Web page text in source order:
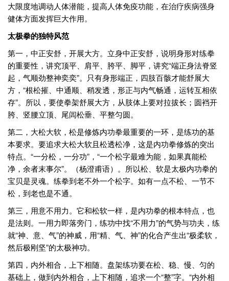
大限度地调动人体潜能，提高人体免疫功能，在治疗疾病强身
健体方面发挥巨大作用。
太极拳的独特风范
第一，中正安舒，开展大方。立身中正安舒，说明身形对练拳
的重要性，讲究顶平、肩平、胯平、脚平，讲究“端正身法脊竖
起，气顺劲整神奕奕”。只有身形端正，四肢百骸才能舒展大
方，“根松摧、中通顺、稍发透，形正与内气畅通，运转互相依
存”。所以，要使拳架舒展大方，从肢体上要对拉拔长；圆裆开
胯、竖腰立顶、尾闾松垂、平整匀圆。
第二，大松大软，松是修炼内功拳最重要的一环，是练功的基
本要求。要追求大松大软且松透松净，这是内功拳修炼的突出
特点。“一分松，一分功”，“一个松字最难为能，如果真能松
净，余者末事尔”。（杨澄甫语）。所以松、软是太极内功拳的
宝贝是灵魂。练拳到老不外一个松字。如有一点不松、一节不
松，到老也是不通。
第三，用意不用力。它和松软一样，是内功拳的根本特点，也
是法则。一用力即落旁门，练功中找“不用力”的气势与功夫，练
就“神、意、气”的神威，用“精、气、神”的化合产生出“极柔软，
然后极刚坚”的太极神功。
第四，内外相合，上下相随。盘架练功要在松、稳、慢、匀的
基础上，做到内外相合，上下相随，追求一个“整”字。“内外相